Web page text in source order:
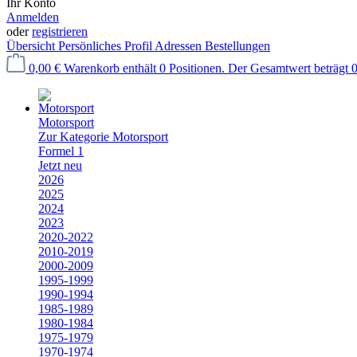
Ihr Konto
Anmelden
oderregistrieren
Übersicht Persönliches Profil Adressen Bestellungen
0,00 € Warenkorb enthält 0 Positionen. Der Gesamtwert beträgt
Motorsport
Zur Kategorie Motorsport
Formel 1
Jetzt neu
2026
2025
2024
2023
2020-2022
2010-2019
2000-2009
1995-1999
1990-1994
1985-1989
1980-1984
1975-1979
1970-1974